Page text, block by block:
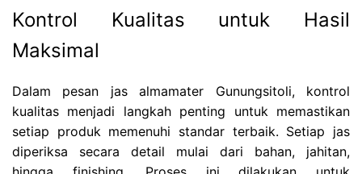
Kontrol Kualitas untuk Hasil
Maksimal
Dalam pesan jas almamater Gunungsitoli, kontrol
kualitas menjadi langkah penting untuk memastikan
setiap produk memenuhi standar terbaik. Setiap jas
diperiksa secara detail mulai dari bahan, jahitan,